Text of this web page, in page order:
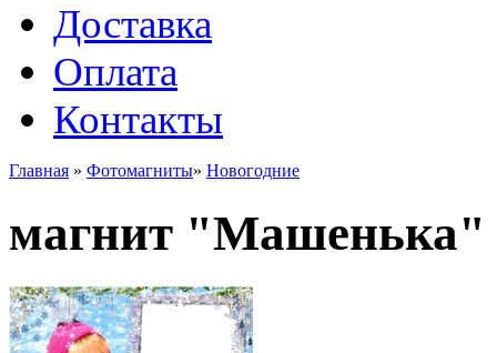
Доставка
Оплата
Контакты
Главная » Фотомагниты» Новогодние
магнит "Машенька"